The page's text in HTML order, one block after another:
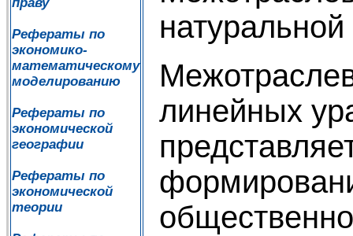
Рефераты по
экономико-
математическому
моделированию
Рефераты по
экономической
географии
Рефераты по
экономической
теории
линейных